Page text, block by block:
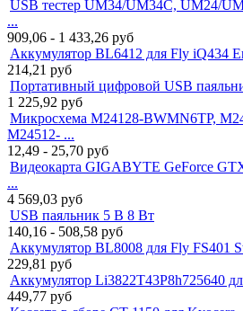
USB тестер UM34/UM34C, UM24/
...
909,06 - 1 433,26 руб
Аккумулятор BL6412 для Fly iQ434
214,21 руб
Портативный цифровой USB
1 225,92 руб
Микросхема M24128-BWMN6TP,
M24512- ...
12,49 - 25,70 руб
Видеокарта GIGABYTE GeForce
...
4 569,03 руб
USB паяльник 5 В 8 Вт
140,16 - 508,58 руб
Аккумулятор BL8008 для Fly FS401
229,81 руб
Аккумулятор Li3822T43P8h725640
449,77 руб